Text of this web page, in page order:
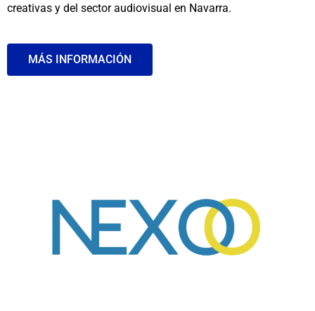
creativas y del sector audiovisual en Navarra.
MÁS INFORMACIÓN